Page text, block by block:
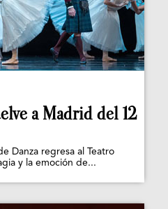
a Madrid del 12
Danza regresa al Teatro
y la emoción de...